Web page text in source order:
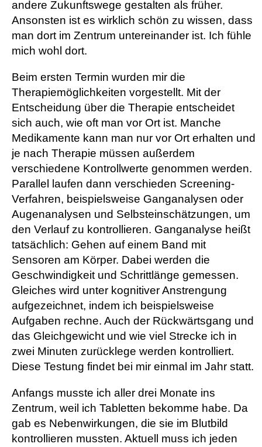
andere Zukunftswege gestalten als früher.
Ansonsten ist es wirklich schön zu wissen, dass
man dort im Zentrum untereinander ist. Ich fühle
mich wohl dort.
Beim ersten Termin wurden mir die
Therapiemöglichkeiten vorgestellt. Mit der
Entscheidung über die Therapie entscheidet
sich auch, wie oft man vor Ort ist. Manche
Medikamente kann man nur vor Ort erhalten und
je nach Therapie müssen außerdem
verschiedene Kontrollwerte genommen werden.
Parallel laufen dann verschieden Screening-
Verfahren, beispielsweise Ganganalysen oder
Augenanalysen und Selbsteinschätzungen, um
den Verlauf zu kontrollieren. Ganganalyse heißt
tatsächlich: Gehen auf einem Band mit
Sensoren am Körper. Dabei werden die
Geschwindigkeit und Schrittlänge gemessen.
Gleiches wird unter kognitiver Anstrengung
aufgezeichnet, indem ich beispielsweise
Aufgaben rechne. Auch der Rückwärtsgang und
das Gleichgewicht und wie viel Strecke ich in
zwei Minuten zurücklege werden kontrolliert.
Diese Testung findet bei mir einmal im Jahr statt.
Anfangs musste ich aller drei Monate ins
Zentrum, weil ich Tabletten bekomme habe. Da
gab es Nebenwirkungen, die sie im Blutbild
kontrollieren mussten. Aktuell muss ich jeden